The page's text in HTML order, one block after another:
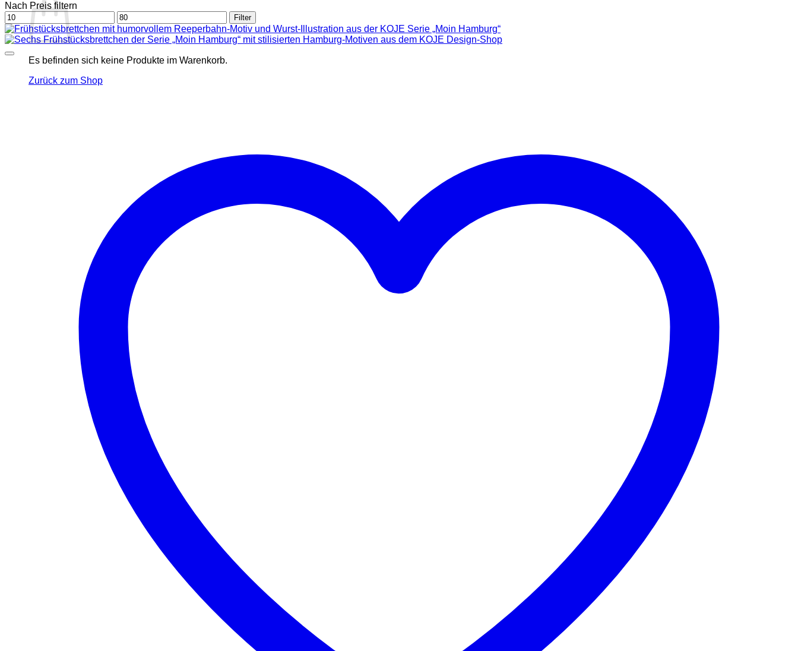
Es befinden sich keine Produkte im Warenkorb.
Zurück zum Shop
Nach Preis filtern
Min.
Preis
Max.
Preis
Filter